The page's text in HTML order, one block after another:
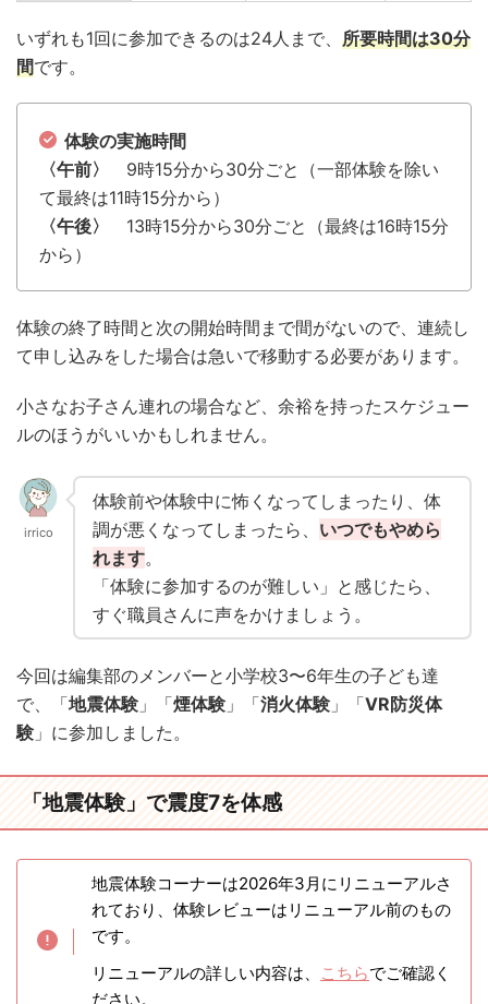
いずれも1回に参加できるのは24人まで、 所要時間は30分
間です。
体験の実施時間
〈午前〉
9時15分から30分ごと（一部体験を除い
て最終は11時15分から）
〈午後〉
13時15分から30分ごと（最終は16時15分
から）
体験の終了時間と次の開始時間まで間がないので、連続し
て申し込みをした場合は急いで移動する必要があります。
小さなお子さん連れの場合など、余裕を持ったスケジュー
ルのほうがいいかもしれません。
irrico
体験前や体験中に怖くなってしまったり、体
調が悪くなってしまったら、 いつでもやめら
れます。
「体験に参加するのが難しい」と感じたら、
すぐ職員さんに声をかけましょう。
今回は編集部のメンバーと小学校3〜6年生の子ども達
で、「地震体験 」「煙体験 」「消火体験 」「VR防災体
験 」に参加しました。
「地震体験」で震度7を体感
地震体験コーナーは2026年3月にリニューアルさ
れており、体験レビューはリニューアル前のもの
です。
リニューアルの詳しい内容は、
こちらでご確認く
ださい。